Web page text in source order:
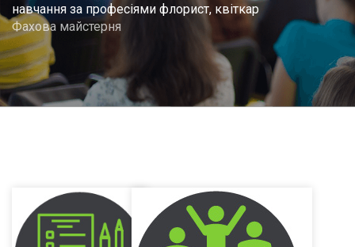
навчання за професіями флорист, квіткар
Фахова майстерня